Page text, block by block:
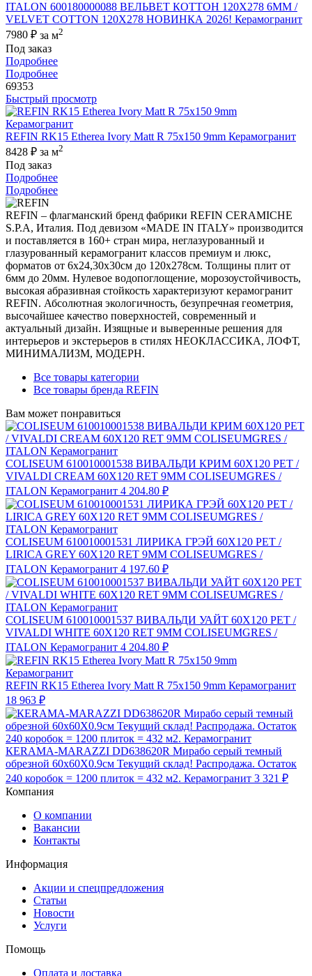
ITALON 600180000088 ВЕЛЬВЕТ КОТТОН 120X278 6ММ /
VELVET COTTON 120X278 НОВИНКА 2026! Керамогранит
7980 ₽ за м2
Под заказ
Подробнее
Подробнее
69353
Быстрый просмотр
REFIN RK15 Etherea Ivory Matt R 75x150 9mm Керамогранит
8428 ₽ за м2
Под заказ
Подробнее
Подробнее
REFIN – флагманский бренд фабрики REFIN CERAMICHE
S.P.A, Италия. Под девизом «MADE IN ITALY» производится
и поставляется в 160+ стран мира, неглазурованный и
глазурованный керамогранит классов премиум и люкс,
форматов от 6х24,30х30см до 120х278см. Толщины плит от
6мм до 20мм. Нулевое водопоглощение, морозоустойчивость,
высокая абразивная стойкость характеризуют керамогранит
REFIN. Абсолютная экологичность, безупречная геометрия,
высочайшее качество поверхностей, современный и
актуальный дизайн. Изящные и выверенные решения для
интерьеров и экстерьеров в стилях НЕОКЛАССИКА, ЛОФТ,
МИНИМАЛИЗМ, МОДЕРН.
Все товары категории
Все товары бренда REFIN
Вам может понравиться
COLISEUM 610010001538 ВИВАЛЬДИ КРИМ 60X120 РЕТ /
VIVALDI CREAM 60X120 RET 9MM COLISEUMGRES /
ITALON Керамогранит 4 204.80 ₽
COLISEUM 610010001531 ЛИРИКА ГРЭЙ 60X120 РЕТ /
LIRICA GREY 60X120 RET 9MM COLISEUMGRES /
ITALON Керамогранит 4 197.60 ₽
COLISEUM 610010001537 ВИВАЛЬДИ УАЙТ 60X120 РЕТ /
VIVALDI WHITE 60X120 RET 9MM COLISEUMGRES /
ITALON Керамогранит 4 204.80 ₽
REFIN RK15 Etherea Ivory Matt R 75x150 9mm Керамогранит
18 963 ₽
КЕRAMA-MARAZZI DD638620R Мирабо серый темный
обрезной 60х60X0.9см Текущий склад! Распродажа. Остаток
240 коробок = 1200 плиток = 432 м2. Керамогранит 3 321 ₽
Компания
О компании
Вакансии
Контакты
Информация
Акции и спецпредложения
Статьи
Новости
Услуги
Помощь
Оплата и доставка